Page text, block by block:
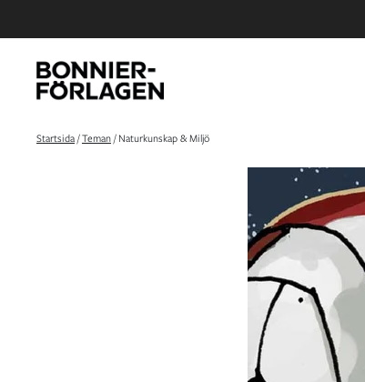
Startsida/Teman/Naturkunskap & Miljö